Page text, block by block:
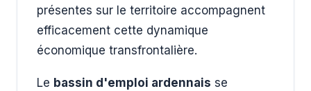
présentes sur le territoire accompagnent
efficacement cette dynamique
économique transfrontalière.
Le bassin d'emploi ardennais se